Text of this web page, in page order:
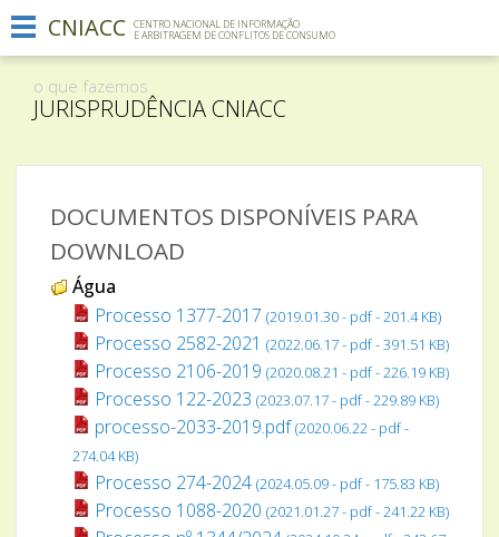
Menu
Informação institucional
O que fazemos
Contactos
CNIACC CENTRO NACIONAL DE INFORMAÇÃO
E ARBITRAGEM DE CONFLITOS DE CONSUMO
o que fazemos
JURISPRUDÊNCIA CNIACC
DOCUMENTOS DISPONÍVEIS PARA
DOWNLOAD
Água
Processo 1377-2017 (2019.01.30 - pdf - 201.4 KB)
Processo 2582-2021 (2022.06.17 - pdf - 391.51 KB)
Processo 2106-2019 (2020.08.21 - pdf - 226.19 KB)
Processo 122-2023 (2023.07.17 - pdf - 229.89 KB)
processo-2033-2019.pdf(2020.06.22 - pdf -
274.04 KB)
Processo 274-2024 (2024.05.09 - pdf - 175.83 KB)
Processo 1088-2020 (2021.01.27 - pdf - 241.22 KB)